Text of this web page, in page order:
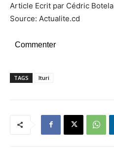
Article Ecrit par Cédric Botela
Source: Actualite.cd
Commenter
TAGS Ituri